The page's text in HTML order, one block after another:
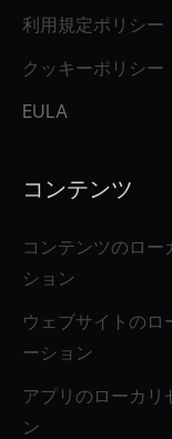
利用規定ポリシー
クッキーポリシー
EULA
コンテンツ
コンテンツのロー
ション
ウェブサイトのロ
ーション
アプリのローカリ
ン